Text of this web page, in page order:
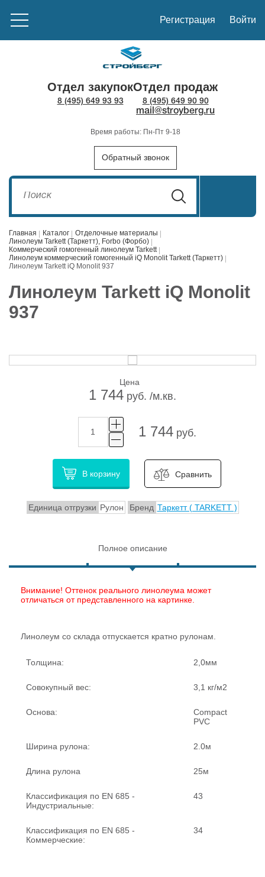
Регистрация Войти
Отдел закупок
8 (495) 649 93 93
Отдел продаж
8 (495) 649 90 90
mail@stroyberg.ru
Время работы: Пн-Пт 9-18
Обратный звонок
Главная Каталог
Отделочные материалы
Линолеум Tarkett (Таркетт), Forbo (Форбо)
Коммерческий гомогенный линолеум Tarkett
Линолеум коммерческий гомогенный iQ Monolit Tarkett (Таркетт)
Линолеум Tarkett iQ Monolit 937
Линолеум Tarkett iQ Monolit
937
Цена
1 744 руб. /м.кв.
1 744руб.
В корзину Сравнить
Единица отгрузки Рулон Бренд Таркетт ( TARKETT )
Полное описание
Внимание! Оттенок реального линолеума может
отличаться от представленного на картинке.
Линолеум со склада отпускается кратно рулонам.
Толщина: 2,0мм
Совокупный вес: 3,1 кг/м2
Основа:
Compact
PVC
Ширина рулона: 2.0м
Длина рулона 25м
Классификация по EN 685 -
Индустриальные:
43
Классификация по EN 685 -
Коммерческие:
34